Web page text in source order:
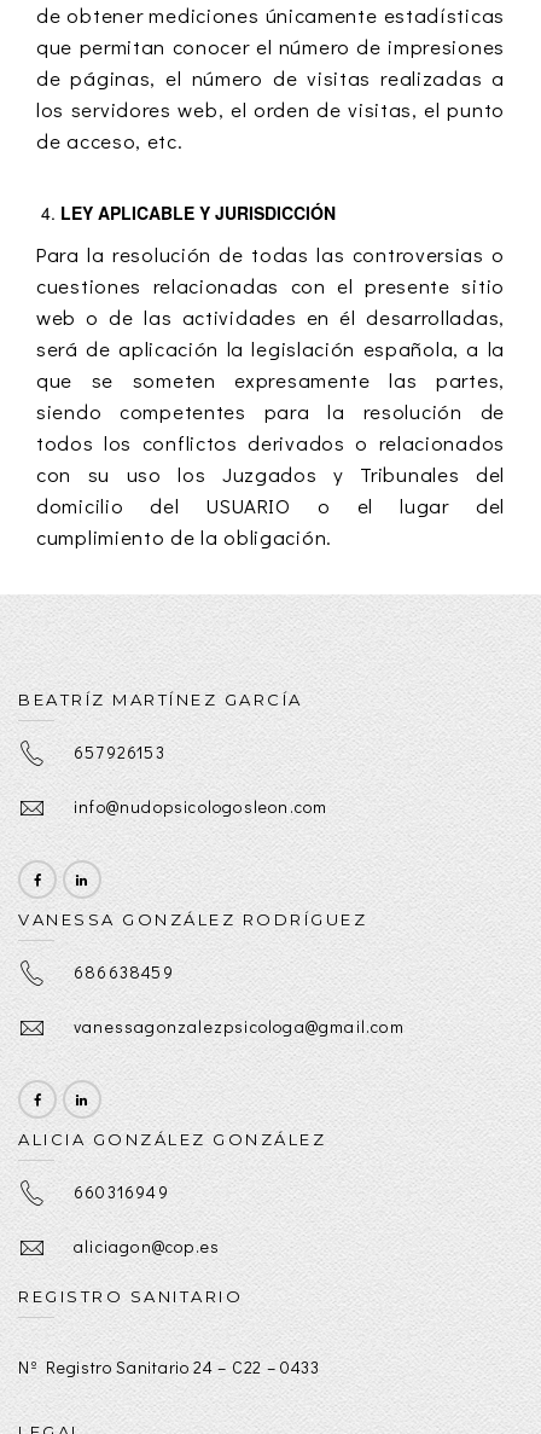
de obtener mediciones únicamente estadísticas
que permitan conocer el número de impresiones
de páginas, el número de visitas realizadas a
los servidores web, el orden de visitas, el punto
de acceso, etc.
LEY APLICABLE Y JURISDICCIÓN
Para la resolución de todas las controversias o
cuestiones relacionadas con el presente sitio
web o de las actividades en él desarrolladas,
será de aplicación la legislación española, a la
que se someten expresamente las partes,
siendo competentes para la resolución de
todos los conflictos derivados o relacionados
con su uso los Juzgados y Tribunales del
domicilio del USUARIO o el lugar del
cumplimiento de la obligación.
BEATRÍZ MARTÍNEZ GARCÍA
657926153
info@nudopsicologosleon.com
VANESSA GONZÁLEZ RODRÍGUEZ
686638459
vanessagonzalezpsicologa@gmail.com
ALICIA GONZÁLEZ GONZÁLEZ
660316949
aliciagon@cop.es
REGISTRO SANITARIO
Nº Registro Sanitario 24 – C22 – 0433